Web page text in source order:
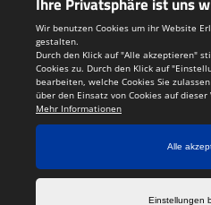
Teamsports 2
Dein Sportverein online